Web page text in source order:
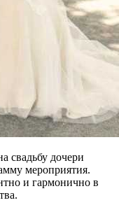
свадьбу дочери
мероприятия.
и гармонично в